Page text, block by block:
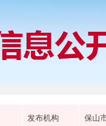
发布机构 保山